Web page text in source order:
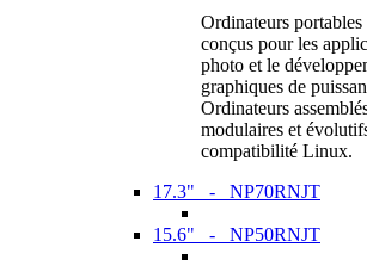
Ordinateurs
conçus pour les
photo et le
graphiques de
Ordinateurs
modulaires et
compatibilité Linux.
17.3" - NP70RNJT
15.6" - NP50RNJT